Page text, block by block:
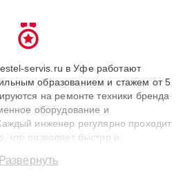
servis.ru в Уфе работают
образованием и стажем от 5
на ремонте техники бренда
оборудование и
инженер регулярно проходит
что позволяет быстро и
3 лет. Наши мастера решают
Развернуть